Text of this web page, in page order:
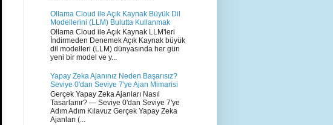
Ollama Cloud ile Açık Kaynak Büyük Dil
Modellerini (LLM) Bulutta Kullanmak
Ollama Cloud ile Açık Kaynak LLM'leri
İndirmeden Denemek Açık Kaynak büyük
dil modelleri (LLM) dünyasında her gün
yeni bir model ve y...
Yapay Zeka Ajanınız Neden Başarısız?
Seviye 0'dan Seviye 7'ye Ajan Mimarisi
Gerçek Yapay Zeka Ajanları Nasıl
Tasarlanır? — Seviye 0'dan Seviye 7'ye
Adım Adım Kılavuz Gerçek Yapay Zeka
Ajanları (...